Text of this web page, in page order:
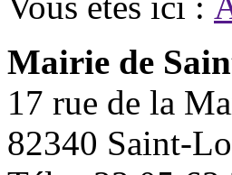
Mairie de
17 rue de la
82340 Saint-